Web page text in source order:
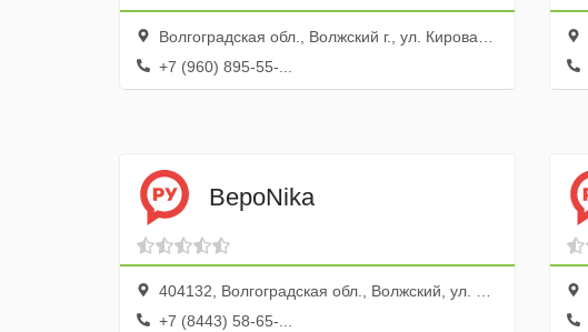
Волгоградская обл., Волжский г., ул. Кирова, 22
+7 (960) 895-55-...
ВероNika
404132, Волгоградская обл., Волжский, ул. Дружбы, 107
+7 (8443) 58-65-...